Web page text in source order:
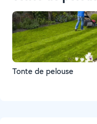
Tonte de pelouse